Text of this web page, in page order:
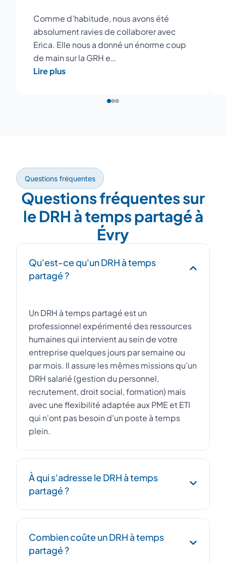
Comme d’habitude, nous avons été
absolument ravies de collaborer avec
Erica. Elle nous a donné un énorme coup
de main sur la GRH e…
Lire plus
Questions fréquentes
Questions fréquentes sur
le DRH à temps partagé à
Évry
Qu'est-ce qu'un DRH à temps
partagé ?
Un DRH à temps partagé est un
professionnel expérimenté des ressources
humaines qui intervient au sein de votre
entreprise quelques jours par semaine ou
par mois. Il assure les mêmes missions qu'un
DRH salarié (gestion du personnel,
recrutement, droit social, formation) mais
avec une flexibilité adaptée aux PME et ETI
qui n'ont pas besoin d'un poste à temps
plein.
À qui s'adresse le DRH à temps
partagé ?
startups et ETI de 10 à 500 salariés qui
souhaitent professionnaliser leur fonction
Combien coûte un DRH à temps
partagé ?